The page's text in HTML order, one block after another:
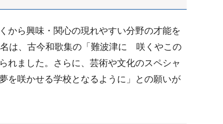
から興味・関心の現れやすい分野の才能を
は、古今和歌集の「難波津に 咲くやこの
ました。さらに、芸術や文化のスペシャ
を咲かせる学校となるように」との願いが